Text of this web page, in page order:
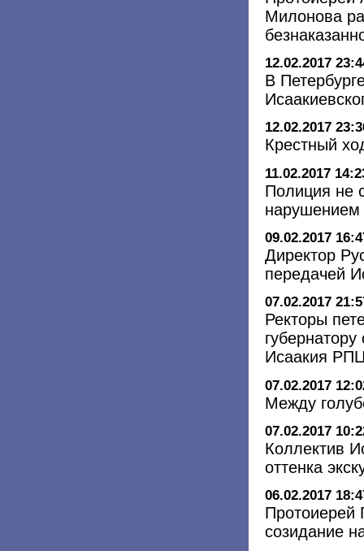
Милонова
12.02.2017
В
12.02.2017
Крестный
11.02.2017
Полиция не
нарушением
09.02.2017
Директор
передачей
07.02.2017
Ректоры
Исаакия
07.02.2017
Между
07.02.2017
Коллектив
оттенка
06.02.2017
Протоиерей
созидание